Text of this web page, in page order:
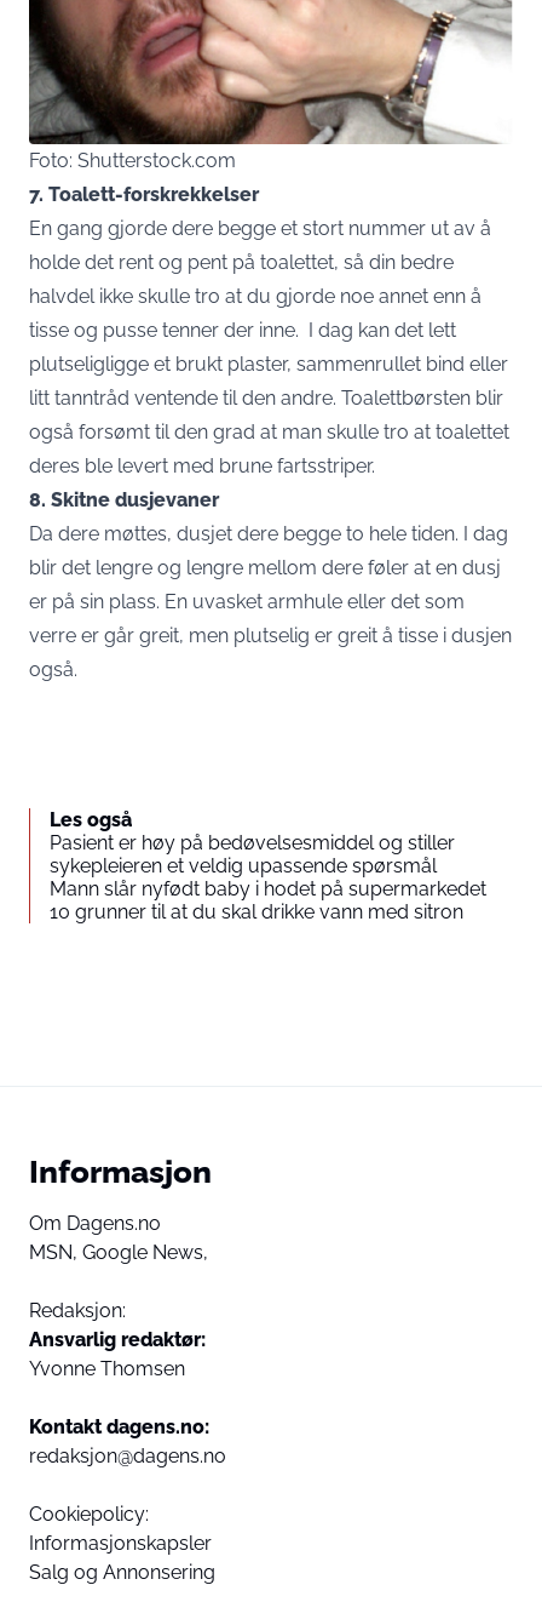
Foto: Shutterstock.com
7. Toalett-forskrekkelser
En gang gjorde dere begge et stort nummer ut av å
holde det rent og pent på toalettet, så din bedre
halvdel ikke skulle tro at du gjorde noe annet enn å
tisse og pusse tenner der inne. I dag kan det lett
plutseligligge et brukt plaster, sammenrullet bind eller
litt tanntråd ventende til den andre. Toalettbørsten blir
også forsømt til den grad at man skulle tro at toalettet
deres ble levert med brune fartsstriper.
8. Skitne dusjevaner
Da dere møttes, dusjet dere begge to hele tiden. I dag
blir det lengre og lengre mellom dere føler at en dusj
er på sin plass. En uvasket armhule eller det som
verre er går greit, men plutselig er greit å tisse i dusjen
også.
Les også
Pasient er høy på bedøvelsesmiddel og stiller
sykepleieren et veldig upassende spørsmål
Mann slår nyfødt baby i hodet på supermarkedet
10 grunner til at du skal drikke vann med sitron
Informasjon
Om Dagens.no
MSN, Google News,
Redaksjon:
Ansvarlig redaktør:
Yvonne Thomsen
Kontakt dagens.no:
redaksjon@dagens.no
Cookiepolicy:
Informasjonskapsler
Salg og Annonsering